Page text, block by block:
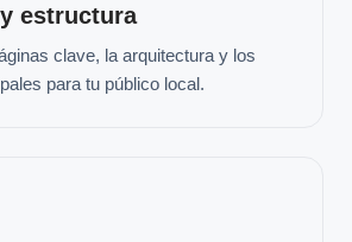
estructura
clave, la arquitectura y los
para tu público local.